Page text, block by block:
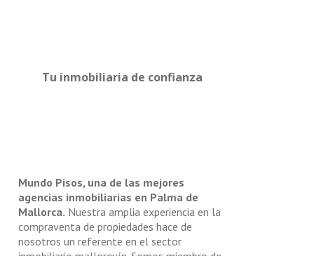
Tu inmobiliaria de confianza
Mundo Pisos, una de las mejores
agencias inmobiliarias en Palma de
Mallorca. Nuestra amplia experiencia en la
compraventa de propiedades hace de
nosotros un referente en el sector